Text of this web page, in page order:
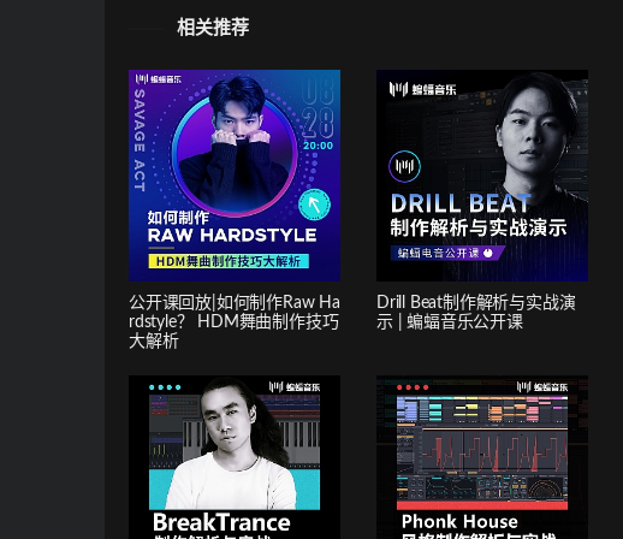
相关推荐
公开课回放|如何制作Raw Ha
rdstyle？ HDM舞曲制作技巧
大解析
Drill Beat制作解析与实战演
示 | 蝙蝠音乐公开课